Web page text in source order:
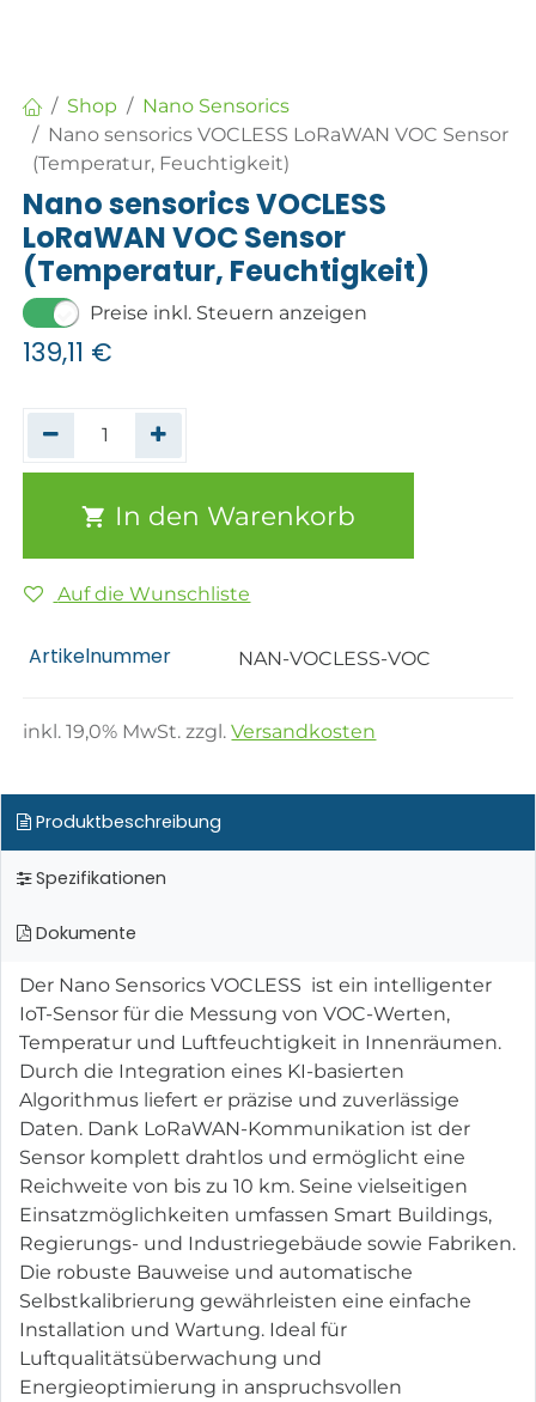
Shop
Nano Sensorics
Nano sensorics VOCLESS LoRaWAN VOC Sensor
(Temperatur, Feuchtigkeit)
Nano sensorics VOCLESS
LoRaWAN VOC Sensor
(Temperatur, Feuchtigkeit)
Preise inkl. Steuern anzeigen
139,11 €
In den Warenkorb
Auf die Wunschliste
Artikelnummer NAN-VOCLESS-VOC
inkl.19,0% MwSt. zzgl.Versandkosten
Produktbeschreibung
Spezifikationen
Dokumente
Der Nano Sensorics VOCLESS ist ein intelligenter
IoT-Sensor für die Messung von VOC-Werten,
Temperatur und Luftfeuchtigkeit in Innenräumen.
Durch die Integration eines KI-basierten
Algorithmus liefert er präzise und zuverlässige
Daten. Dank LoRaWAN-Kommunikation ist der
Sensor komplett drahtlos und ermöglicht eine
Reichweite von bis zu 10 km. Seine vielseitigen
Einsatzmöglichkeiten umfassen Smart Buildings,
Regierungs- und Industriegebäude sowie Fabriken.
Die robuste Bauweise und automatische
Selbstkalibrierung gewährleisten eine einfache
Installation und Wartung. Ideal für
Luftqualitätsüberwachung und
Energieoptimierung in anspruchsvollen